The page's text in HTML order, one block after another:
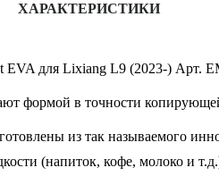
ХАРАКТЕРИСТИКИ
EVA для Lixiang L9 (2023-) Арт.
формой в точности
из так называемого
(напиток, кофе, молоко и